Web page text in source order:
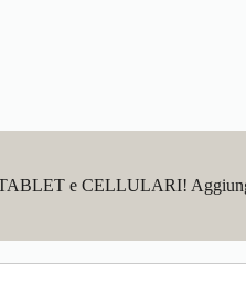
e CELLULARI!